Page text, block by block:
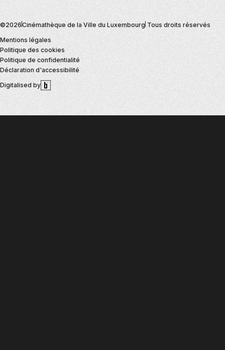
©2026Cinémathèque de la Ville du Luxembourg Tous droits réservés
MENU
DU
BAS
DE
PAGE
Mentions légales
Politique des cookies
Politique de confidentialité
Déclaration d'accessibilité
Digitalised by